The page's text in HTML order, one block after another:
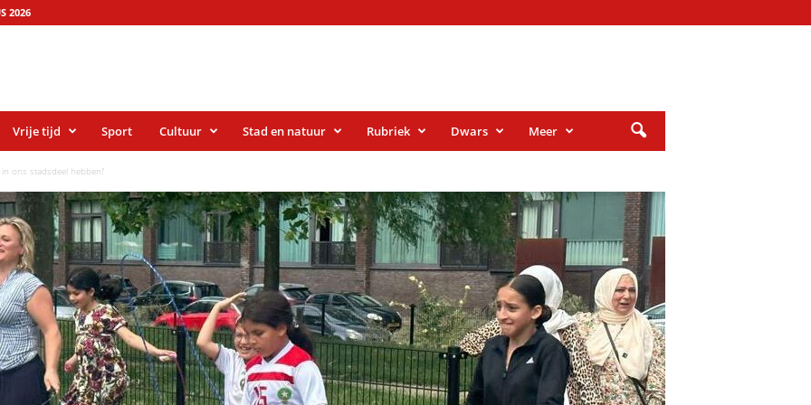
2026
Vrije tijd Sport Cultuur Stad en natuur Rubriek Dwars Meer
ons stadsdeel hebben!’